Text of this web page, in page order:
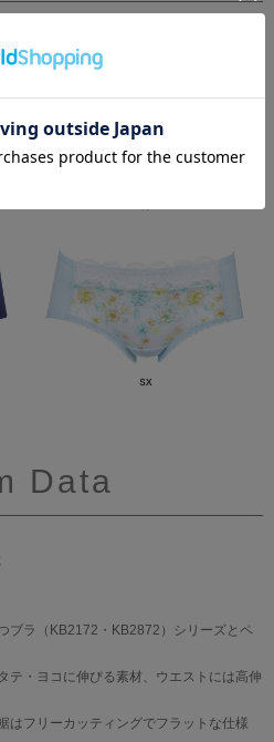
Data
ラ（KB2172・KB2872）シリーズとペ
・ヨコに伸びる素材、ウエストには高伸
フリーカッティングでフラットな仕様